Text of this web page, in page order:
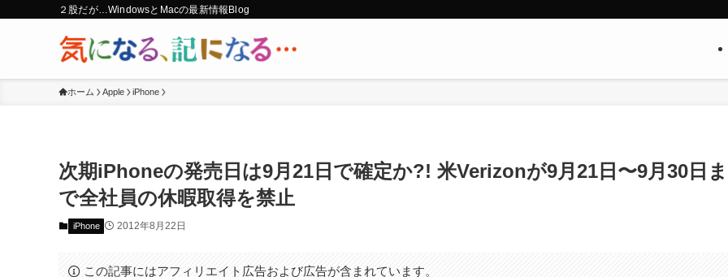
２股だが…WindowsとMacの最新情報Blog
ホーム Apple iPhone
次期iPhoneの発売日は9月21日で確定か?! 米Verizonが9月21日〜9月30日ま
で全社員の休暇取得を禁止
iPhone 2012年8月22日
この記事にはアフィリエイト広告および広告が含まれています。